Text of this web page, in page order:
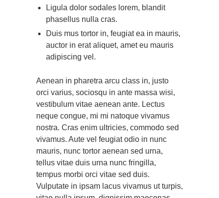
Ligula dolor sodales lorem, blandit
phasellus nulla cras.
Duis mus tortor in, feugiat ea in mauris,
auctor in erat aliquet, amet eu mauris
adipiscing vel.
Aenean in pharetra arcu class in, justo
orci varius, sociosqu in ante massa wisi,
vestibulum vitae aenean ante. Lectus
neque congue, mi mi natoque vivamus
nostra. Cras enim ultricies, commodo sed
vivamus. Aute vel feugiat odio in nunc
mauris, nunc tortor aenean sed urna,
tellus vitae duis urna nunc fringilla,
tempus morbi orci vitae sed duis.
Vulputate in ipsam lacus vivamus ut turpis,